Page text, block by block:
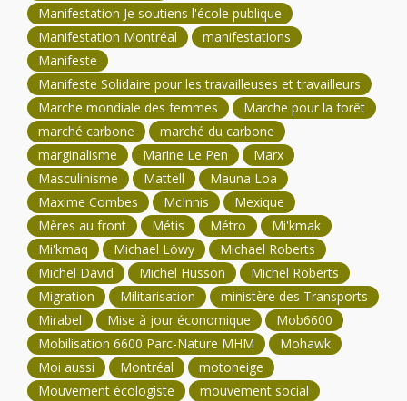
Manifestation Je soutiens l'école publique
Manifestation Montréal
manifestations
Manifeste
Manifeste Solidaire pour les travailleuses et travailleurs
Marche mondiale des femmes
Marche pour la forêt
marché carbone
marché du carbone
marginalisme
Marine Le Pen
Marx
Masculinisme
Mattell
Mauna Loa
Maxime Combes
McInnis
Mexique
Mères au front
Métis Métro
Mi'kmak
Mi'kmaq
Michael Löwy
Michael Roberts
Michel David
Michel Husson
Michel Roberts
Migration
Militarisation
ministère des Transports
Mirabel
Mise à jour économique
Mob6600
Mobilisation 6600 Parc-Nature MHM
Mohawk
Moi aussi
Montréal
motoneige
Mouvement écologiste
mouvement social